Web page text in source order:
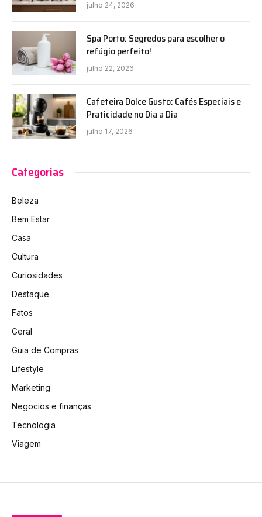
julho 24, 2026
Spa Porto: Segredos para escolher o
refúgio perfeito!
julho 22, 2026
Cafeteira Dolce Gusto: Cafés Especiais e
Praticidade no Dia a Dia
julho 17, 2026
Categorias
Beleza
Bem Estar
Casa
Cultura
Curiosidades
Destaque
Fatos
Geral
Guia de Compras
Lifestyle
Marketing
Negocios e finanças
Tecnologia
Viagem